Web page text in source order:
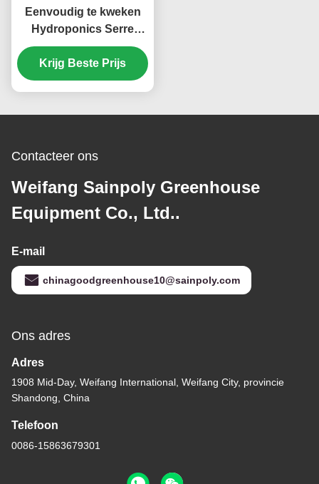
Eenvoudig te kweken
Hydroponics Serre
Salat Groenten Serre
Krijg Beste Prijs
Contacteer ons
Weifang Sainpoly Greenhouse
Equipment Co., Ltd..
E-mail
chinagoodgreenhouse10@sainpoly.com
Ons adres
Adres
1908 Mid-Day, Weifang International, Weifang City, provincie
Shandong, China
Telefoon
0086-15863679301